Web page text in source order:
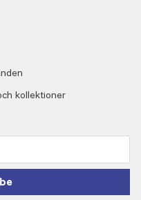
kollektioner